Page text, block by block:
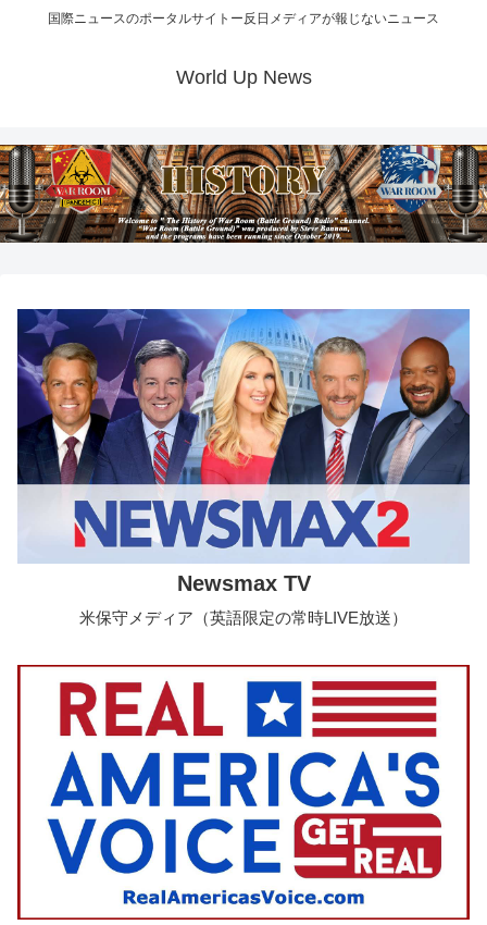
国際ニュースのポータルサイトー反日メディアが報じないニュース
World Up News
Newsmax TV
米保守メディア（英語限定の常時LIVE放送）